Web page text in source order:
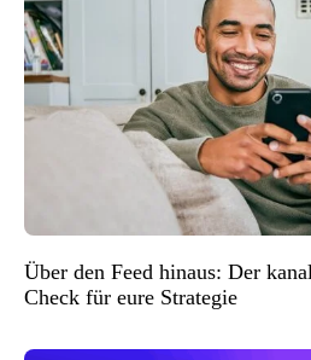
Über den Feed hinaus: Der
Check für eure Strategie